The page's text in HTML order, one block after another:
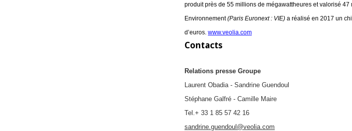
produit près de 55 millions de mégawattheures et valorisé
Environnement (Paris Euronext : VIE) a réalisé en 2017 un
d’euros. www.veolia.com
Contacts
Relations presse Groupe
Laurent Obadia - Sandrine Guendoul
Stéphane Galfré - Camille Maire
Tel.+ 33 1 85 57 42 16
sandrine.guendoul@veolia.com